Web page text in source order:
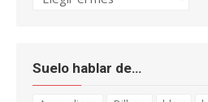
Suelo hablar de…